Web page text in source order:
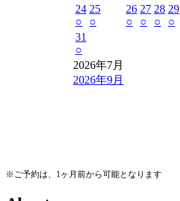
24
○
25
○
26
○
27
○
28
○
29
○
31
○
2026年7月
2026年9月
※ご予約は、1ヶ月前から可能となります